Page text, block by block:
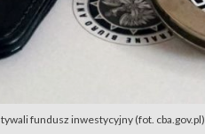
fundusz inwestycyjny (fot. cba.gov.pl)